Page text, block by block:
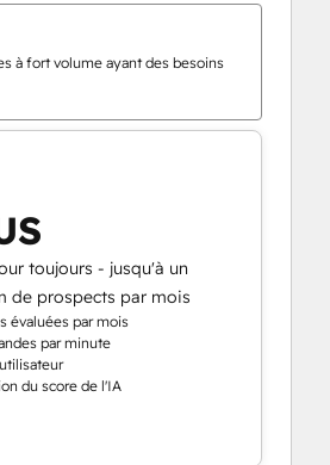
à fort volume ayant des besoins
toujours - jusqu'à un
de prospects par mois
évaluées par mois
par minute
du score de l'IA